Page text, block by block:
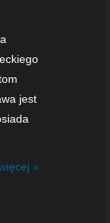
jest
»